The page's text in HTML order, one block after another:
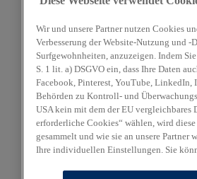
Wir und unsere Partner nutzen Cookies
Verbesserung der Website-Nutzung und
Surfgewohnheiten, anzuzeigen. Indem
S. 1 lit. a) DSGVO ein, dass Ihre Daten
Facebook, Pinterest, YouTube, LinkedIn,
Behörden zu Kontroll- und
USA kein mit dem der EU
erforderliche Cookies“ wählen, wird
gesammelt und wie sie an unsere Partner
Ihre individuellen Einstellungen. Sie